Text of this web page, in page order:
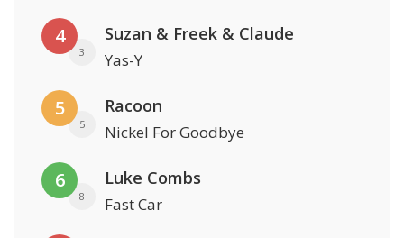
4
3
Suzan & Freek & Claude
Yas-Y
5
5
Racoon
Nickel For Goodbye
6
8
Luke Combs
Fast Car